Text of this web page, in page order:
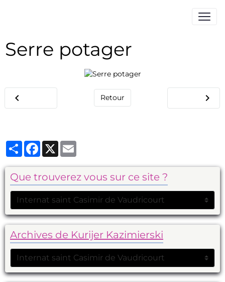
Serre potager
Retour
PartagerFacebook
X
Que trouverez vous sur ce site ?
Archives de Kurijer Kazimierski